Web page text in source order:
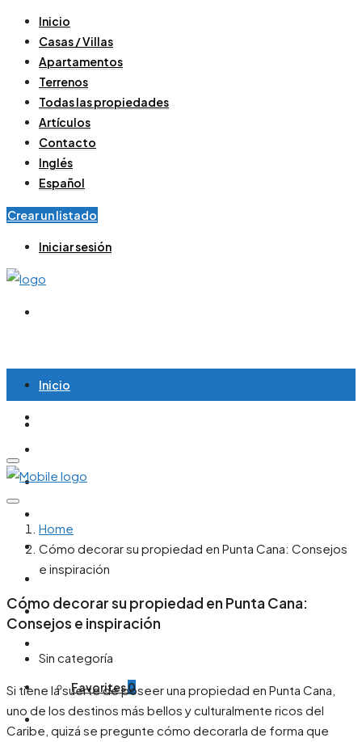
Inicio
Casas / Villas
Apartamentos
Terrenos
Todas las propiedades
Artículos
Contacto
Inglés
Español
Crear un listado
Iniciar sesión
Inicio
Terrenos
Artículos
Contacto
Inglés
Favorites0
Home
Cómo decorar su propiedad en Punta Cana: Consejos
e inspiración
Cómo decorar su propiedad en Punta Cana:
Consejos e inspiración
Sin categoría
Si tiene la suerte de poseer una propiedad en Punta Cana,
uno de los destinos más bellos y culturalmente ricos del
Caribe, quizá se pregunte cómo decorarla de forma que